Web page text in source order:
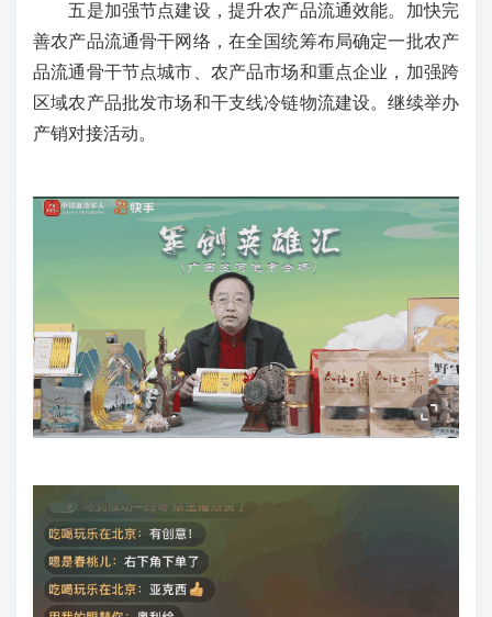
五是加强节点建设，提升农产品流通效能。加快完
善农产品流通骨干网络，在全国统筹布局确定一批农产
品流通骨干节点城市、农产品市场和重点企业，加强跨
区域农产品批发市场和干支线冷链物流建设。继续举办
产销对接活动。